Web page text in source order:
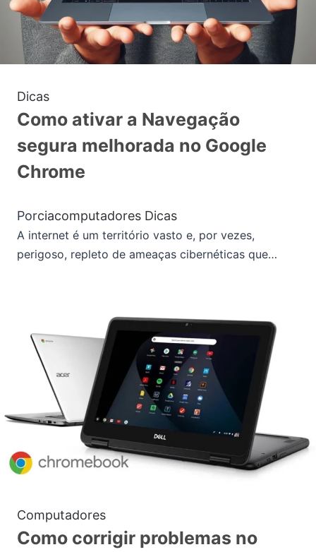
Dicas
Como ativar a Navegação
segura melhorada no Google
Chrome
Porciacomputadores Dicas
A internet é um território vasto e, por vezes,
perigoso, repleto de ameaças cibernéticas que…
Computadores
Como corrigir problemas no